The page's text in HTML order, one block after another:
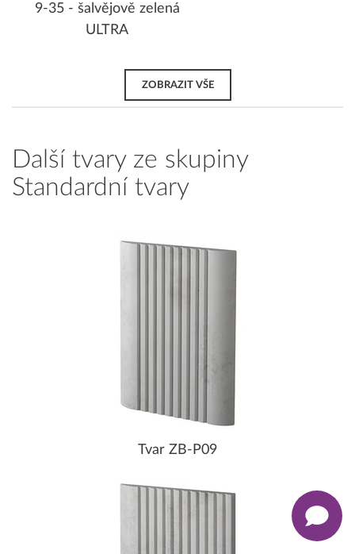
9-35 - šalvějově zelená
ULTRA
ZOBRAZIT VŠE
Další tvary ze skupiny
Standardní tvary
Tvar ZB-P09